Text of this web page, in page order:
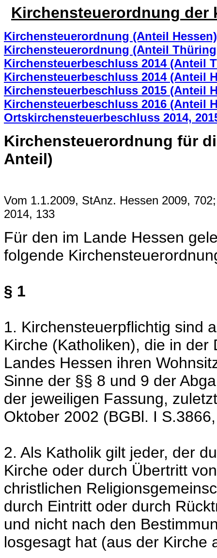
Kirchensteuerordnung der
Kirchensteuerordnung (Anteil Hessen)
Kirchensteuerordnung (Anteil
Kirchensteuerbeschluss 2014 (Anteil
Kirchensteuerbeschluss 2014 (Anteil
Kirchensteuerbeschluss 2015 (Anteil
Kirchensteuerbeschluss 2016 (Anteil
Ortskirchensteuerbeschluss 2014,
Kirchensteuerordnung für
Anteil)
Vom 1.1.2009, StAnz. Hessen 2009,
2014, 133
Für den im Lande Hessen
folgende
§ 1
1. Kirchensteuerpflichtig sind
Kirche (Katholiken), die in
Landes Hessen ihren
Sinne der §§ 8 und 9 der
der jeweiligen Fassung,
Oktober 2002 (BGBl. I
2. Als Katholik gilt jeder, der
Kirche oder durch Übertritt
christlichen
durch Eintritt oder durch
und nicht nach den
losgesagt hat (aus der Kirche